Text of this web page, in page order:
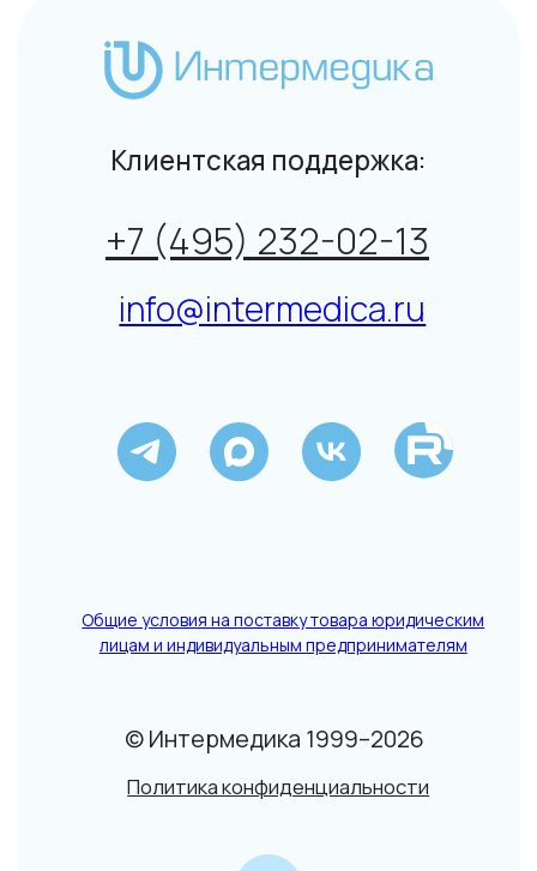
© Интермедика 1999–2026
Политика конфиденциальности
Данный сайт не является СМИ. Представленная
информация не является публичной офертой. Подробнее
↑